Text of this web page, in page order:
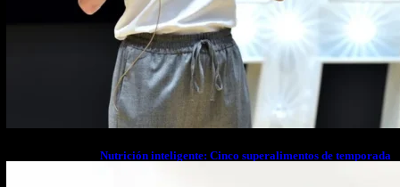
Nutrición inteligente: Cinco superalimentos de temporada